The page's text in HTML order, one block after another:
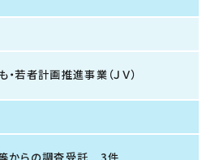
若者計画推進事業（ＪＶ）